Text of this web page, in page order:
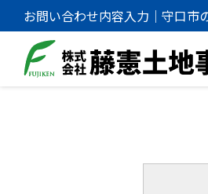
お問い合わせ内容入力｜守口市
事務所